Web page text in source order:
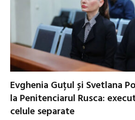
Evghenia Guțul și Svetlana
la Penitenciarul Rusca:
celule separate